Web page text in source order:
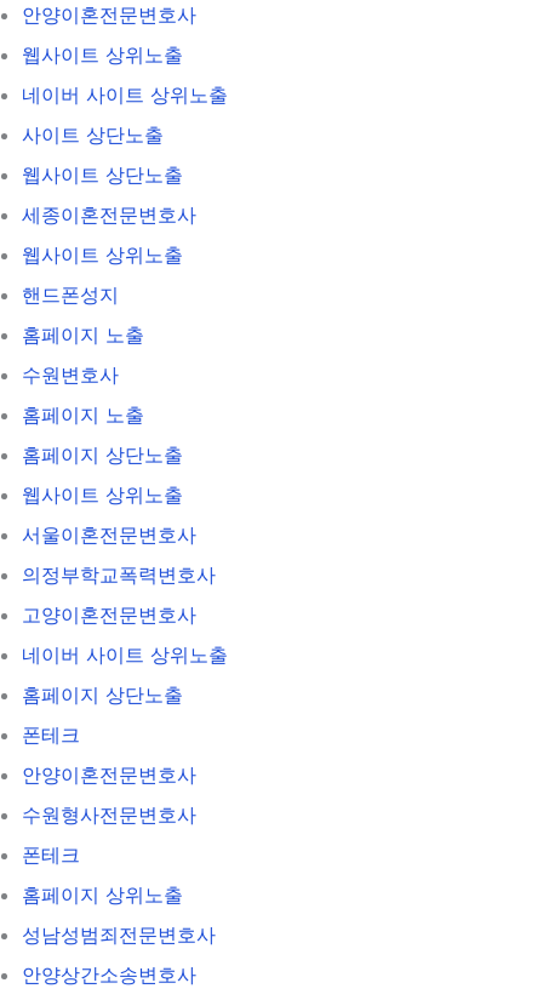
안양이혼전문변호사
웹사이트 상위노출
네이버 사이트 상위노출
사이트 상단노출
웹사이트 상단노출
세종이혼전문변호사
웹사이트 상위노출
핸드폰성지
홈페이지 노출
수원변호사
홈페이지 노출
홈페이지 상단노출
웹사이트 상위노출
서울이혼전문변호사
의정부학교폭력변호사
고양이혼전문변호사
네이버 사이트 상위노출
홈페이지 상단노출
폰테크
안양이혼전문변호사
수원형사전문변호사
폰테크
홈페이지 상위노출
성남성범죄전문변호사
안양상간소송변호사